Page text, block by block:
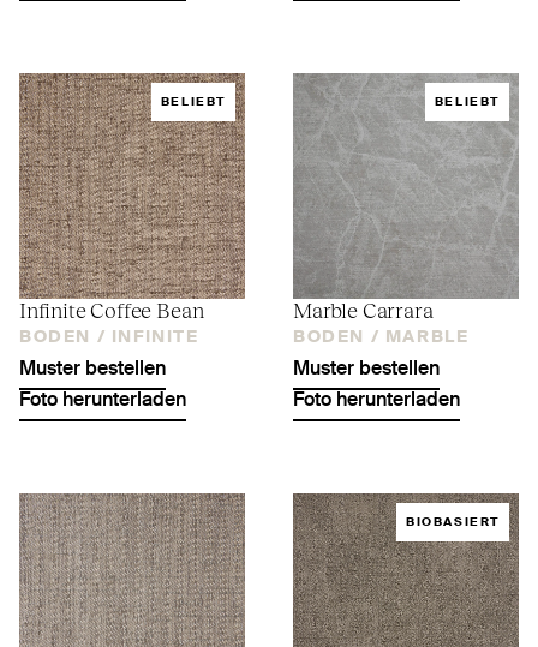
BELIEBT
Infinite Coffee Bean
BODEN / INFINITE
Muster bestellen
Foto herunterladen
BELIEBT
Marble Carrara
BODEN / MARBLE
Muster bestellen
Foto herunterladen
BIOBASIERT